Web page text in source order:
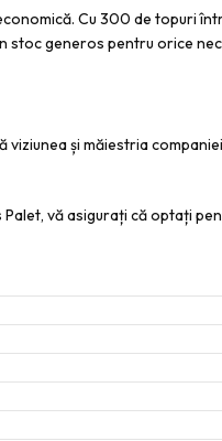
Cu 300 de topuri
stoc generos pentru orice
și măiestria
vă asigurați că optați